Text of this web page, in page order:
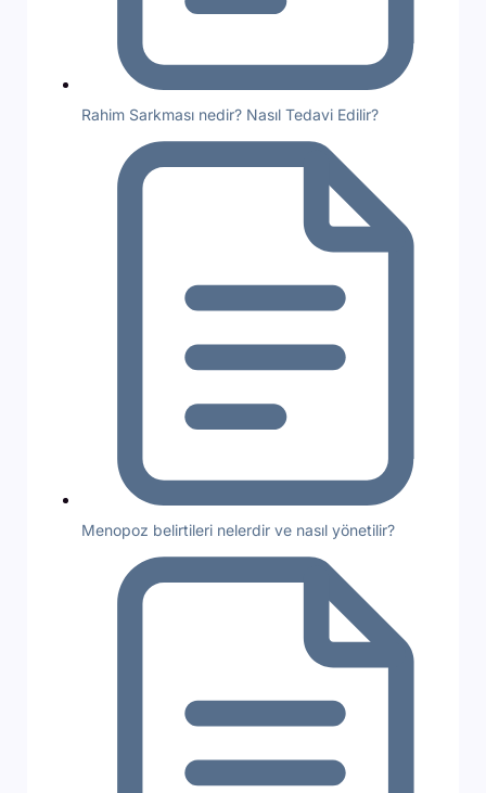
Rahim Sarkması nedir? Nasıl Tedavi Edilir?
Menopoz belirtileri nelerdir ve nasıl yönetilir?